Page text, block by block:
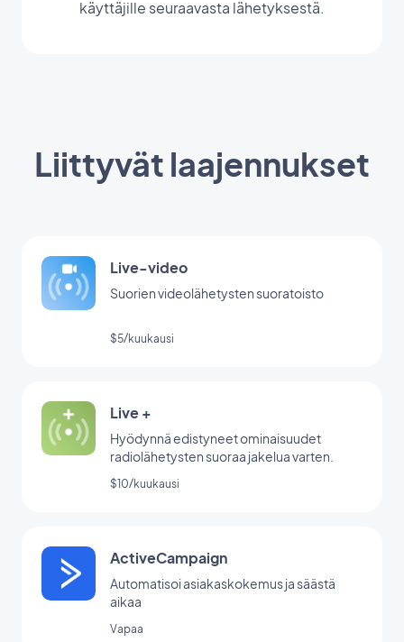
käyttäjille seuraavasta lähetyksestä.
Liittyvät laajennukset
Live-video
Suorien videolähetysten suoratoisto
$5/kuukausi
Live +
Hyödynnä edistyneet ominaisuudet
radiolähetysten suoraa jakelua varten.
$10/kuukausi
ActiveCampaign
Automatisoi asiakaskokemus ja säästä
aikaa
Vapaa